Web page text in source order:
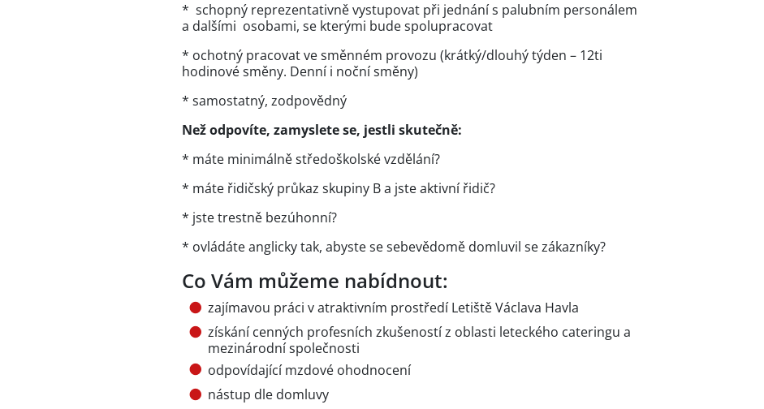
* schopný reprezentativně vystupovat při jednání s palubním personálem
a dalšími osobami, se kterými bude spolupracovat
* ochotný pracovat ve směnném provozu (krátký/dlouhý týden – 12ti
hodinové směny. Denní i noční směny)
* samostatný, zodpovědný
Než odpovíte, zamyslete se, jestli skutečně:
* máte minimálně středoškolské vzdělání?
* máte řidičský průkaz skupiny B a jste aktivní řidič?
* jste trestně bezúhonní?
* ovládáte anglicky tak, abyste se sebevědomě domluvil se zákazníky?
Co Vám můžeme nabídnout:
zajímavou práci v atraktivním prostředí Letiště Václava Havla
získání cenných profesních zkušeností z oblasti leteckého cateringu a
mezinárodní společnosti
odpovídající mzdové ohodnocení
nástup dle domluvy